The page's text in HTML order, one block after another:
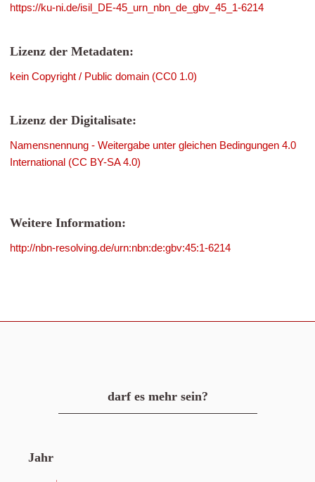
https://ku-ni.de/isil_DE-45_urn_nbn_de_gbv_45_1-6214
Lizenz der Metadaten:
kein Copyright / Public domain (CC0 1.0)
Lizenz der Digitalisate:
Namensnennung - Weitergabe unter gleichen Bedingungen 4.0
International (CC BY-SA 4.0)
Weitere Information:
http://nbn-resolving.de/urn:nbn:de:gbv:45:1-6214
darf es mehr sein?
Jahr